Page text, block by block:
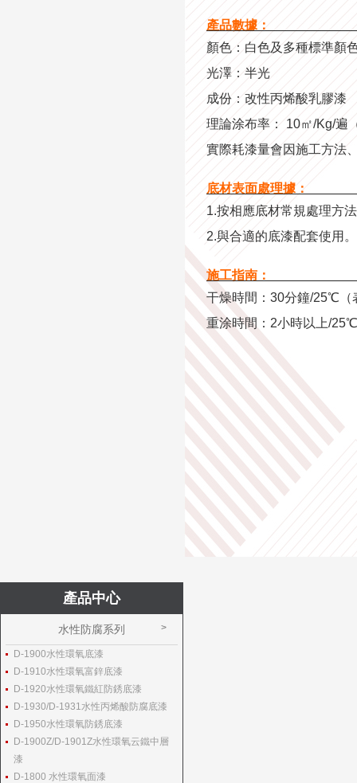
產品數據：
顏色：白色及多種標準顏
光澤：半光
成份：改性丙烯酸乳膠漆
理論涂布率： 10㎡/Kg/遍
實際耗漆量會因施工方法
底材表面處理據：
1.按相應底材常規處理方
2.與合適的底漆配套使用。
施工指南：
干燥時間：30分鐘/25℃（
重涂時間：2小時以上/
產品中心
水性防腐系列
D-1900水性環氧底漆
D-1910水性環氧富鋅底漆
D-1920水性環氧鐵紅防銹底漆
D-1930/D-1931水性丙烯酸防腐底漆
D-1950水性環氧防銹底漆
D-1900Z/D-1901Z水性環氧云鐵中層
漆
D-1800 水性環氧面漆